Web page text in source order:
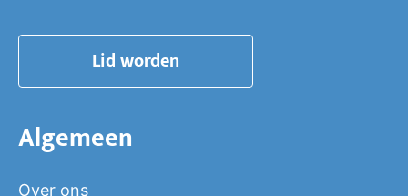
Lid worden
Algemeen
Over ons